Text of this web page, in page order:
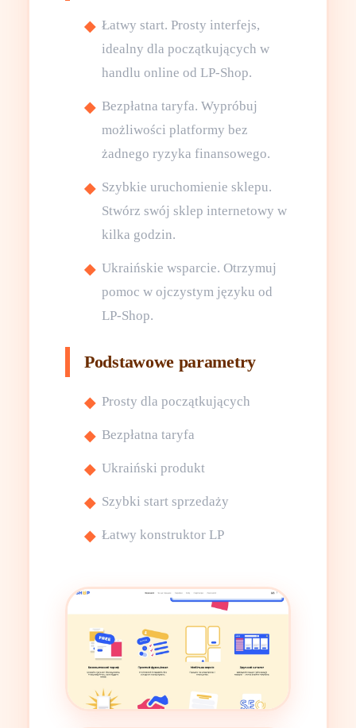
Łatwy start. Prosty interfejs,
idealny dla początkujących w
handlu online od LP-Shop.
Bezpłatna taryfa. Wypróbuj
możliwości platformy bez
żadnego ryzyka finansowego.
Szybkie uruchomienie sklepu.
Stwórz swój sklep internetowy w
kilka godzin.
Ukraińskie wsparcie. Otrzymuj
pomoc w ojczystym języku od
LP-Shop.
Podstawowe parametry
Prosty dla początkujących
Bezpłatna taryfa
Ukraiński produkt
Szybki start sprzedaży
Łatwy konstruktor LP